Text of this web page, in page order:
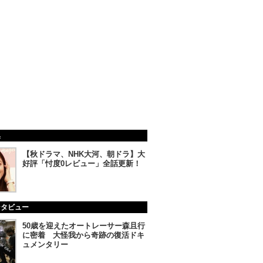
【秋ドラマ、NHK大河、朝ドラ】大
好評「忖度0レビュー」全話更新！
ビュー
50歳を迎えたオートレーサー森且行
に密着 大怪我から奇跡の復活ドキ
ュメンタリー